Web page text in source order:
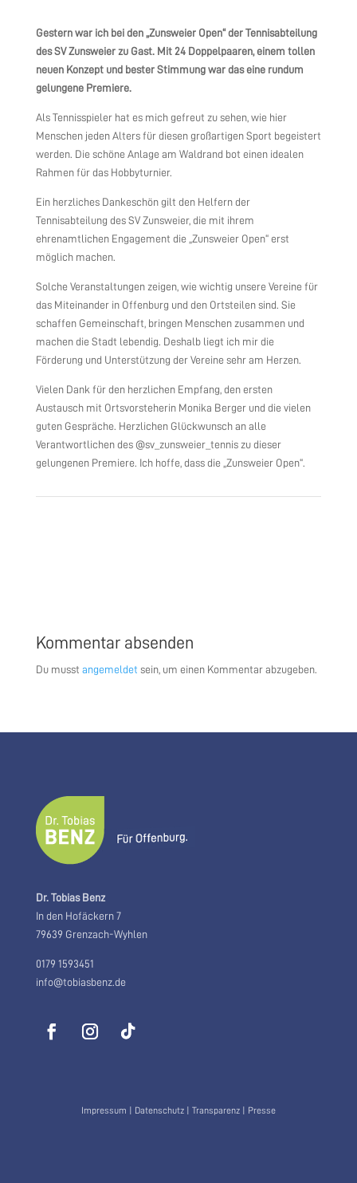
Gestern war ich bei den „Zunsweier Open“ der Tennisabteilung
des SV Zunsweier zu Gast. Mit 24 Doppelpaaren, einem tollen
neuen Konzept und bester Stimmung war das eine rundum
gelungene Premiere.
Als Tennisspieler hat es mich gefreut zu sehen, wie hier
Menschen jeden Alters für diesen großartigen Sport begeistert
werden. Die schöne Anlage am Waldrand bot einen idealen
Rahmen für das Hobbyturnier.
Ein herzliches Dankeschön gilt den Helfern der
Tennisabteilung des SV Zunsweier, die mit ihrem
ehrenamtlichen Engagement die „Zunsweier Open“ erst
möglich machen.
Solche Veranstaltungen zeigen, wie wichtig unsere Vereine für
das Miteinander in Offenburg und den Ortsteilen sind. Sie
schaffen Gemeinschaft, bringen Menschen zusammen und
machen die Stadt lebendig. Deshalb liegt ich mir die
Förderung und Unterstützung der Vereine sehr am Herzen.
Vielen Dank für den herzlichen Empfang, den ersten
Austausch mit Ortsvorsteherin Monika Berger und die vielen
guten Gespräche. Herzlichen Glückwunsch an alle
Verantwortlichen des @sv_zunsweier_tennis zu dieser
gelungenen Premiere. Ich hoffe, dass die „Zunsweier Open“.
Kommentar absenden
Du musst angemeldet sein, um einen Kommentar abzugeben.
Dr. Tobias Benz
In den Hofäckern 7
79639 Grenzach-Wyhlen
0179 1593451
info@tobiasbenz.de
Impressum Datenschutz| Transparenz| Presse